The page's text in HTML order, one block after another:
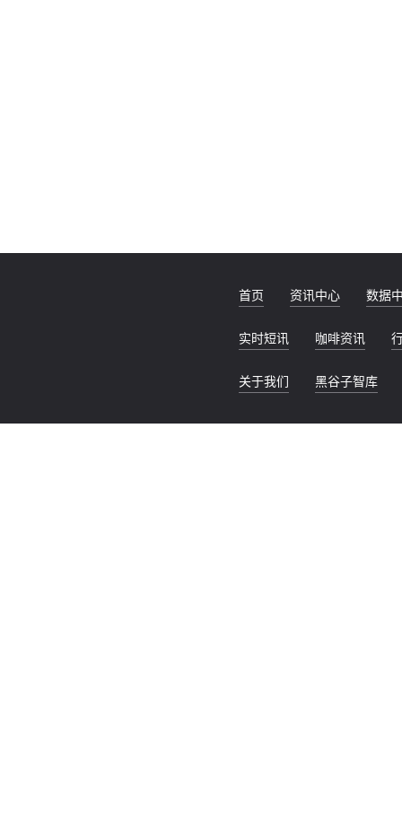
首页 资讯中心 数据
实时短讯 咖啡资讯
关于我们 黑谷子智库